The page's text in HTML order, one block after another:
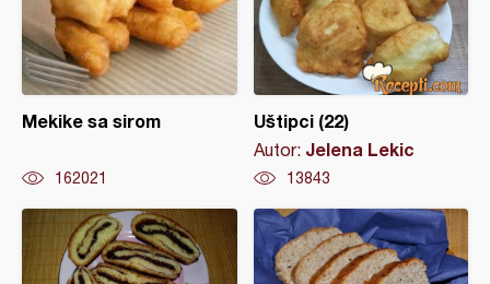
Mekike sa sirom
162021
Uštipci (22)
Autor: Jelena Lekic
13843